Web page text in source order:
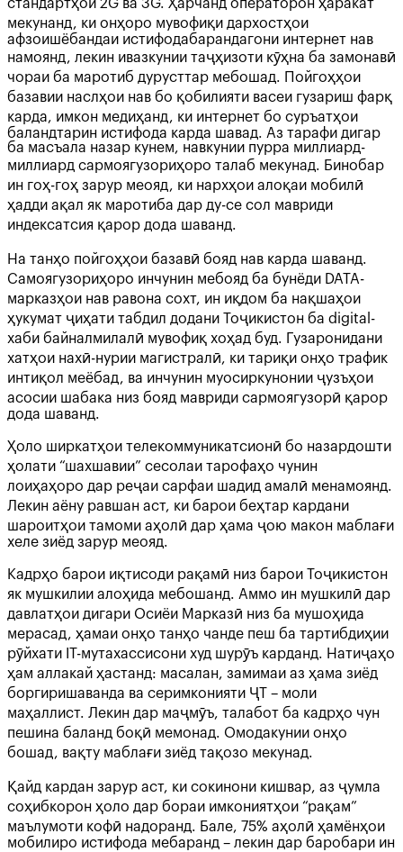
стандартҳои 2G ва 3G. Ҳарчанд операторон ҳаракат
мекунанд, ки онҳоро мувофиқи дархостҳои
афзоишёбандаи истифодабарандагони интернет нав
намоянд, лекин ивазкунии таҷҳизоти кӯҳна ба замонавӣ
чораи ба маротиб дурусттар мебошад. Пойгоҳҳои
базавии наслҳои нав бо қобилияти васеи гузариш фарқ
карда, имкон медиҳанд, ки интернет бо суръатҳои
баландтарин истифода карда шавад. Аз тарафи дигар
ба масъала назар кунем, навкунии пурра миллиард-
миллиард сармоягузориҳоро талаб мекунад. Бинобар
ин гоҳ-гоҳ зарур меояд, ки нархҳои алоқаи мобилӣ
ҳадди ақал як маротиба дар ду-се сол мавриди
индексатсия қарор дода шаванд.
На танҳо пойгоҳҳои базавӣ бояд нав карда шаванд.
Самоягузориҳоро инчунин мебояд ба бунёди DATA-
марказҳои нав равона сохт, ин иқдом ба нақшаҳои
ҳукумат ҷиҳати табдил додани Тоҷикистон ба digital-
хаби байналмилалӣ мувофиқ хоҳад буд. Гузаронидани
хатҳои нахӣ-нурии магистралӣ, ки тариқи онҳо трафик
интиқол меёбад, ва инчунин муосиркунонии ҷузъҳои
асосии шабака низ бояд мавриди сармоягузорӣ қарор
дода шаванд.
Ҳоло ширкатҳои телекоммуникатсионӣ бо назардошти
ҳолати “шахшавии” сесолаи тарофаҳо чунин
лоиҳаҳоро дар реҷаи сарфаи шадид амалӣ менамоянд.
Лекин аёну равшан аст, ки барои беҳтар кардани
шароитҳои тамоми аҳолӣ дар ҳама ҷою макон маблағи
хеле зиёд зарур меояд.
Кадрҳо барои иқтисоди рақамӣ низ барои Тоҷикистон
як мушкилии алоҳида мебошанд. Аммо ин мушкилӣ дар
давлатҳои дигари Осиёи Марказӣ низ ба мушоҳида
мерасад, ҳамаи онҳо танҳо чанде пеш ба тартибдиҳии
рӯйхати IT-мутахассисони худ шурӯъ карданд. Натиҷаҳо
ҳам аллакай ҳастанд: масалан, замимаи аз ҳама зиёд
боргиришаванда ва серимконияти ҶТ – моли
маҳаллист. Лекин дар маҷмӯъ, талабот ба кадрҳо чун
пешина баланд боқӣ мемонад. Омодакунии онҳо
бошад, вақту маблағи зиёд тақозо мекунад.
Қайд кардан зарур аст, ки сокинони кишвар, аз ҷумла
соҳибкорон ҳоло дар бораи имкониятҳои “рақам”
маълумоти кофӣ надоранд. Бале, 75% аҳолӣ ҳамёнҳои
мобилиро истифода мебаранд – лекин дар баробари ин